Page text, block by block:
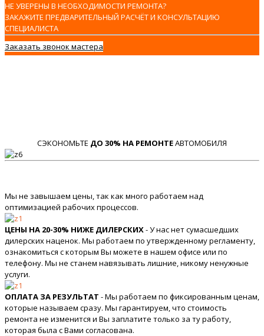
НЕ УВЕРЕНЫ В НЕОБХОДИМОСТИ РЕМОНТА?
ЗАКАЖИТЕ ПРЕДВАРИТЕЛЬНЫЙ РАСЧЁТ И КОНСУЛЬТАЦИЮ
СПЕЦИАЛИСТА
Заказать звонок мастера
СЭКОНОМЬТЕ ДО 30% НА РЕМОНТЕАВТОМОБИЛЯ
Мы не завышаем цены, так как много работаем над
оптимизацией рабочих процессов.
ЦЕНЫ НА 20-30% НИЖЕ ДИЛЕРСКИХ- У нас нет сумасшедших
дилерских наценок. Мы работаем по утвержденному регламенту,
ознакомиться с которым Вы можете в нашем офисе или по
телефону. Мы не станем навязывать лишние, никому ненужные
услуги.
ОПЛАТА ЗА РЕЗУЛЬТАТ - Мы работаем по фиксированным ценам,
которые называем сразу. Мы гарантируем, что стоимость
ремонта не изменится и Вы заплатите только за ту работу,
которая была с Вами согласована.